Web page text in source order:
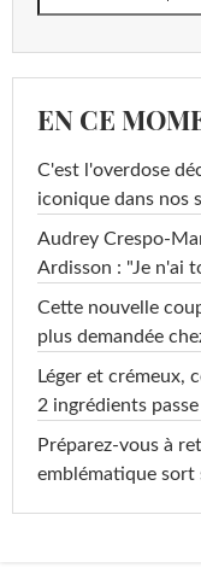
EN CE
C'est l'overdose
iconique dans nos
Audrey Crespo-
Ardisson : "Je n'ai
Cette nouvelle
plus demandée
Léger et crémeux,
2 ingrédients
Préparez-vous à
emblématique sort